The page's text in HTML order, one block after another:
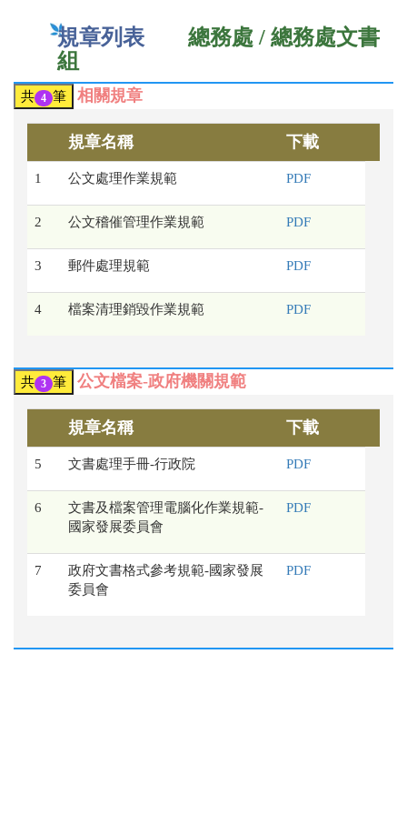
規章列表 總務處 / 總務處文書
組
共 4 筆 相關規章
規章名稱 下載
1 公文處理作業規範 PDF
2 公文稽催管理作業規範 PDF
3 郵件處理規範 PDF
4 檔案清理銷毀作業規範 PDF
共 3 筆 公文檔案-政府機關規範
規章名稱 下載
5 文書處理手冊-行政院 PDF
6
文書及檔案管理電腦化作業規範-
國家發展委員會
PDF
7
政府文書格式參考規範-國家發展
委員會
PDF